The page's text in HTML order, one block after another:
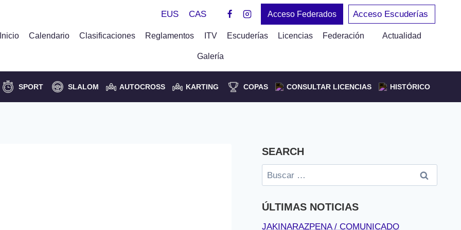
EUS CAS Acceso Federados Acceso Escuderías
Inicio Calendario Clasificaciones Reglamentos ITV Escuderías Licencias Federación Actualidad
Galería
SPORT SLALOM AUTOCROSS KARTING COPAS CONSULTAR LICENCIAS HISTÓRICO
SEARCH
Buscar:
ÚLTIMAS NOTICIAS
JAKINARAZPENA / COMUNICADO